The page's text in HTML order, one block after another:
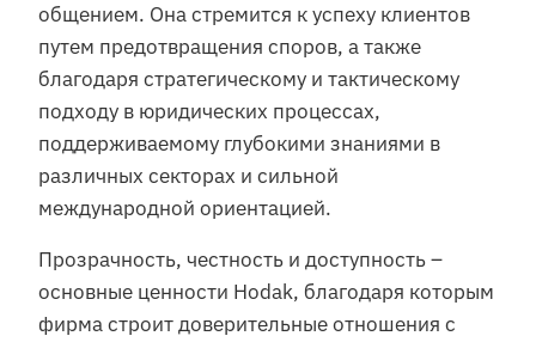
общением. Она стремится к успеху клиентов
путем предотвращения споров, а также
благодаря стратегическому и тактическому
подходу в юридических процессах,
поддерживаемому глубокими знаниями в
различных секторах и сильной
международной ориентацией.
Прозрачность, честность и доступность –
основные ценности Hodak, благодаря которым
фирма строит доверительные отношения с